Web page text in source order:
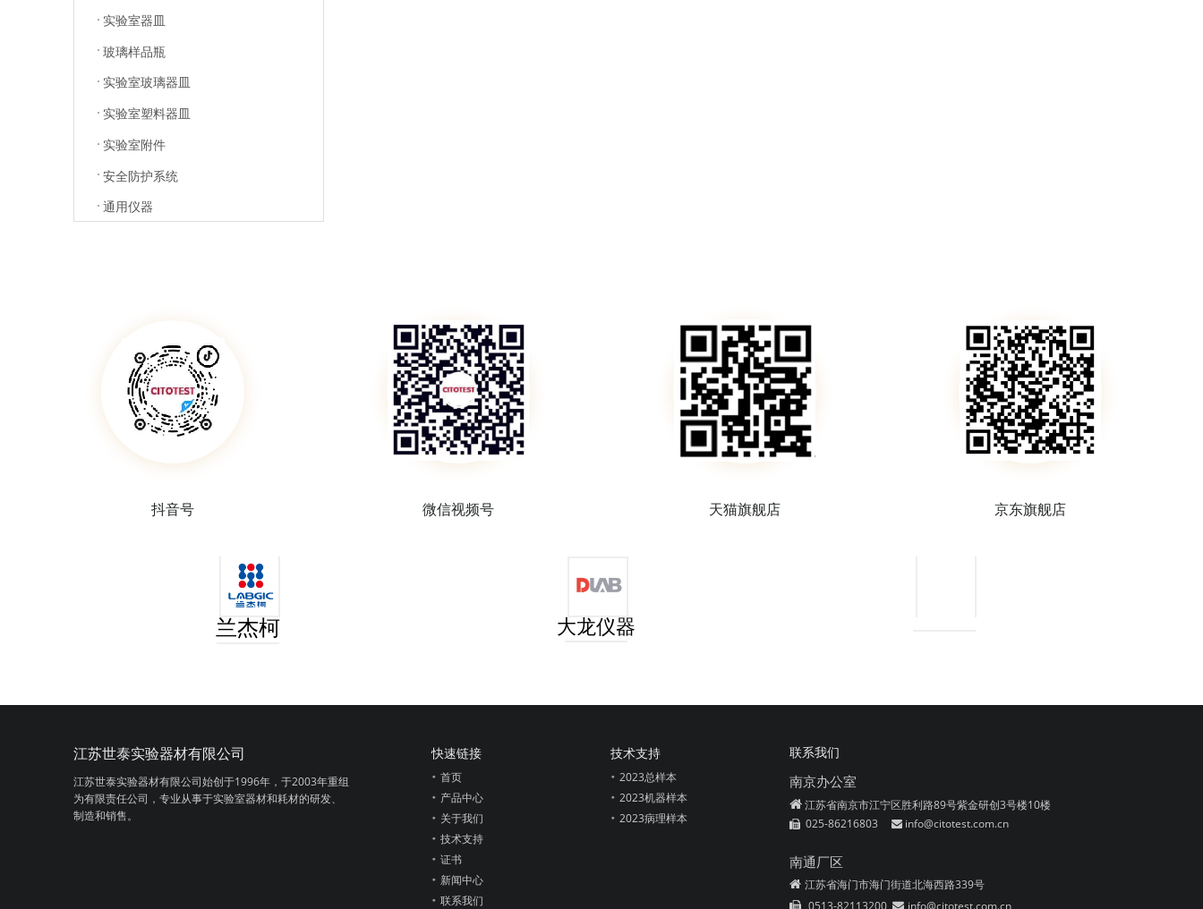
实验室器皿
玻璃样品瓶
实验室玻璃器皿
实验室塑料器皿
实验室附件
安全防护系统
通用仪器
抖音号 微信视频号 天猫旗舰店 京东旗舰店
兰杰柯 大龙仪器
江苏世泰实验器材有限公司
江苏世泰实验器材有限公司始创于1996年， 于2003年重组
为有限责任公司，专业从事于实验室器材和耗材的研发、
制造和销售。
快速链接
首页
产品中心
关于我们
技术支持
证书
新闻中心
联系我们
技术支持
2023总样本
2023机器样本
2023病理样本
联系我们
南京办公室
 江苏省南京市江宁区胜利路89号紫金研创3号楼10楼
 025-86216803  info@citotest.com.cn
南通厂区
 江苏省海门市海门街道北海西路339号
 